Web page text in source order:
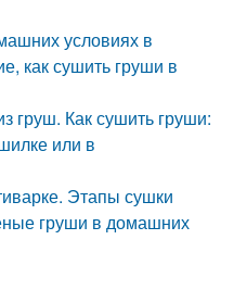
условиях в
как сушить груши в
груш. Как сушить груши:
или в
Этапы сушки
груши в домашних